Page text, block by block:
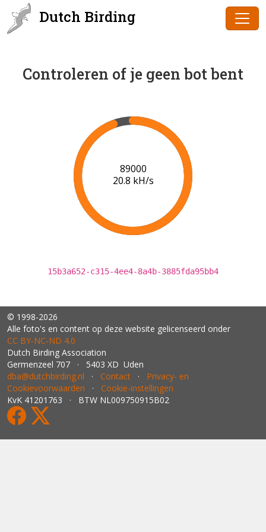
Dutch Birding
Controleren of je geen bot bent
91000
20.9 kH/s
15b3a652-c315-4ee4-8a4b-3885fda95bb4
© 1998-2026
Alle foto's en content op deze website gelicenseerd onder
CC BY‑NC‑ND 4.0
Dutch Birding Association
Germenzeel 707 · 5403 XD Uden
dba@dutchbirding.nl · Contact · Privacy- en
Cookievoorwaarden · Cookie-instellingen
KvK 41201763 · BTW NL009750915B02